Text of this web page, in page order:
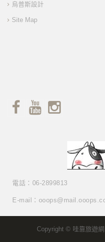
烏普斯設計
Site Map
電話：06-2899813
E-mail：
Copyright © 哇靠旅遊